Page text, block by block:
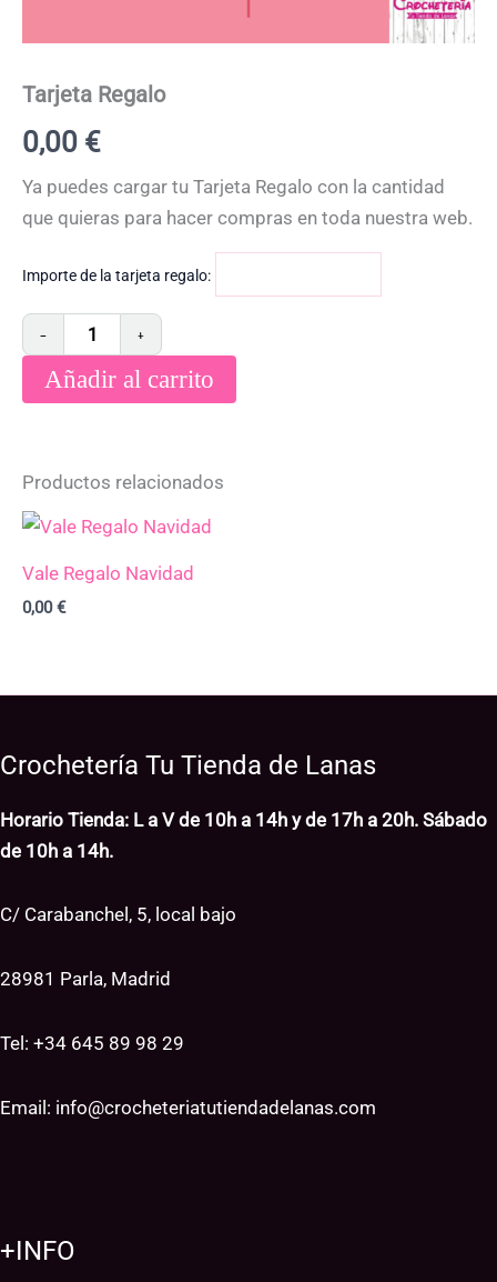
Tarjeta Regalo
0,00 €
Ya puedes cargar tu Tarjeta Regalo con la cantidad
que quieras para hacer compras en toda nuestra web.
Importe de la tarjeta regalo:
− +
Añadir al carrito
Productos relacionados
Vale Regalo Navidad
0,00€
Crochetería Tu Tienda de Lanas
Horario Tienda: L a V de 10h a 14h y de 17h a 20h. Sábado
de 10h a 14h.
C/ Carabanchel, 5, local bajo
28981 Parla, Madrid
Tel: +34 645 89 98 29
Email: info@crocheteriatutiendadelanas.com
+INFO